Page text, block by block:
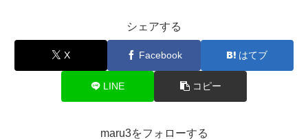
シェアする
X Facebook はてブ
LINE コピー
maru3をフォローする